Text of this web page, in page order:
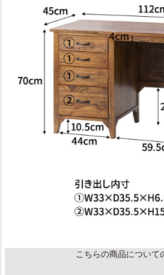
こちらの商品について